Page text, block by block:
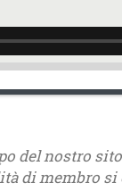
del nostro
di membro